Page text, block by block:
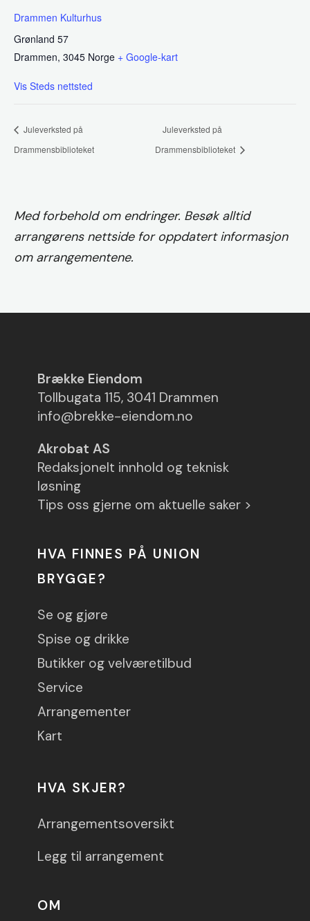
Drammen Kulturhus
Grønland 57
Drammen, 3045 Norge + Google-kart
Vis Steds nettsted
Juleverksted på
Drammensbiblioteket
Juleverksted på
Drammensbiblioteket
Med forbehold om endringer. Besøk alltid
arrangørens nettside for oppdatert informasjon
om arrangementene.
Brække Eiendom
Tollbugata 115, 3041 Drammen
info@brekke-eiendom.no
Akrobat AS
Redaksjonelt innhold og teknisk
løsning
Tips oss gjerne om aktuelle saker >
HVA FINNES PÅ UNION
BRYGGE?
Se og gjøre
Spise og drikke
Butikker og velværetilbud
Service
Arrangementer
Kart
HVA SKJER?
Arrangementsoversikt
Legg til arrangement
OM